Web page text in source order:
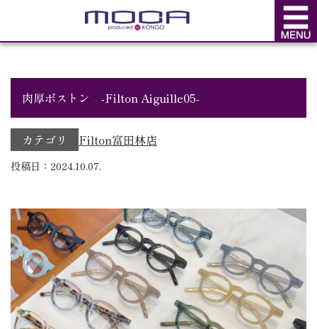
BLOG
肉厚ボストン -Filton Aiguille05-
カテゴリ Filton富田林店
投稿日：2024.10.07.